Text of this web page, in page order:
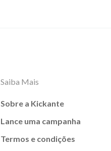
Saiba Mais
Sobre a Kickante
Lance uma campanha
Termos e condições